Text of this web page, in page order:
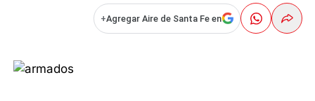
+Agregar Aire de Santa Fe en